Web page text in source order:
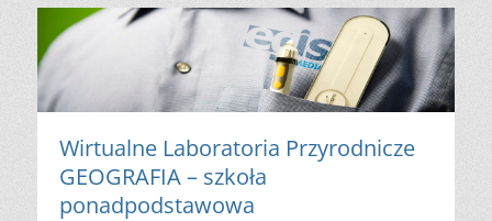
Wirtualne Laboratoria Przyrodnicze
GEOGRAFIA – szkoła
ponadpodstawowa